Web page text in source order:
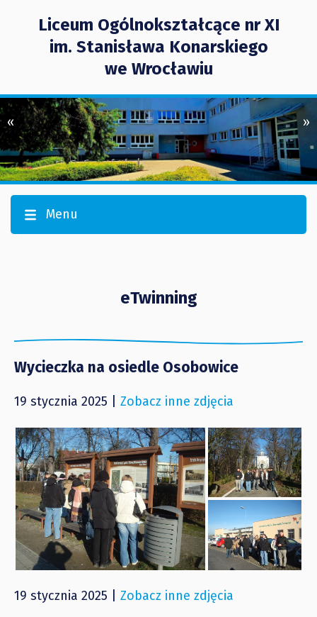
Liceum Ogólnokształcące nr XI
im. Stanisława Konarskiego
we Wrocławiu
« »
Menu
eTwinning
Wycieczka na osiedle Osobowice
19 stycznia 2025 | Zobacz inne zdjęcia
19 stycznia 2025 | Zobacz inne zdjęcia